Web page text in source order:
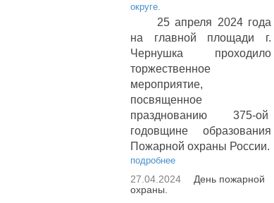
25 апреля 2024 года
на главной площади г.
Чернушка проходило
торжественное
мероприятие,
посвященное
празднованию 375-ой
годовщине образования
Пожарной охраны России.
подробнее
27.04.2024
День пожарной
охраны.